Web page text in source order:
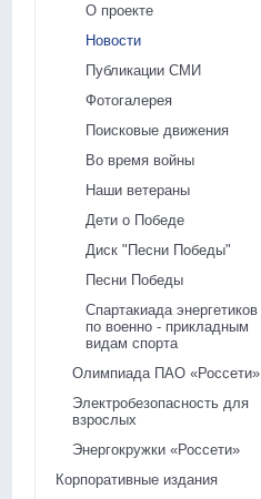
О проекте
Новости
Публикации СМИ
Фотогалерея
Поисковые движения
Во время войны
Наши ветераны
Дети о Победе
Диск "Песни Победы"
Песни Победы
Спартакиада энергетиков
по военно - прикладным
видам спорта
Олимпиада ПАО «Россети»
Электробезопасность для
взрослых
Энергокружки «Россети»
Корпоративные издания